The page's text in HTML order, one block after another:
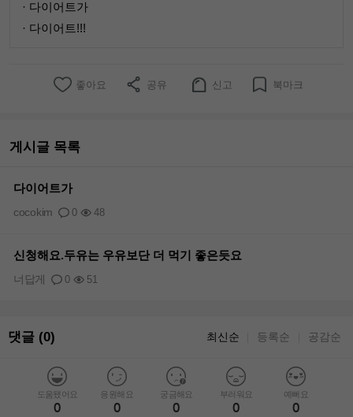
· 다이어트가
· 다이어트!!!
좋아요 공유 신고 북마크
게시글 목록
다이어트가
0 48
cocokim
신청해요.두유는 우유보단 더 먹기 좋은듯요
0 51
너답게
댓글 (0) 최신순 등록순 공감순
도움됐어요
0
응원해요
0
궁금해요
0
부러워요
0
예뻐요
0